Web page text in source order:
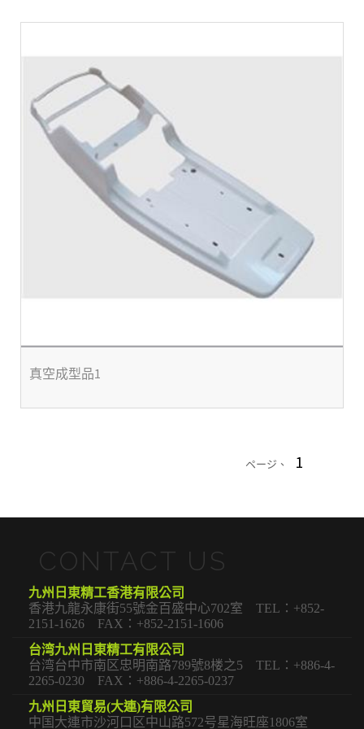
真空成型品1
ページ、 1
CONTACT US
九州日東精工香港有限公司
香港九龍永康街55號金百盛中心702室 TEL：+852-
2151-1626 FAX：+852-2151-1606
台湾九州日東精工有限公司
台湾台中市南区忠明南路789號8楼之5 TEL：+886-4-
2265-0230 FAX：+886-4-2265-0237
九州日東貿易(大連)有限公司
中国大連市沙河口区中山路572号星海旺座1806室